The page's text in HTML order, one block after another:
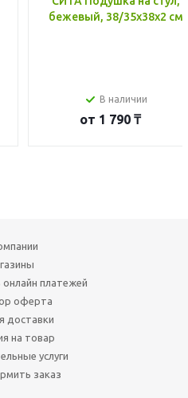
бежевый, 38/35x38x2 см
В наличии
от 1 790 ₸
онлайн платежей
оферта
доставки
на товар
услуги
заказ